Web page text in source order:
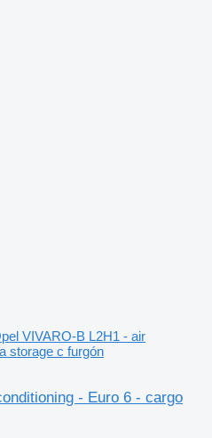
VIVARO-B L2H1 - air
storage c furgón
- Euro 6 - cargo